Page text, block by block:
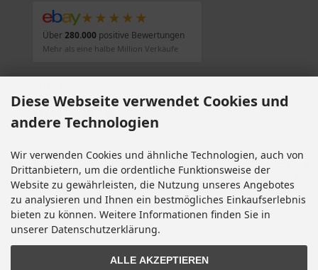
★★★★★
Über280.000 positive Bewertungen
Mehr als eine halbe Million Verkäufe
Alle Preise inkl. gesetzl. MwSt. zzgl. Versandkosten . Die durchgestrichenen Preise
entsprechen dem bisherigen Preis bei Motorradteile & Motorrad Ersatzteile.
Motorradteile & Motorrad Ersatzteile © 2026 | Template © 2009-2026 by modified
eCommerce Shopsoftware
modified eCommerce Shopsoftware © 2009-2026
Diese Webseite verwendet Cookies und
andere Technologien
Wir verwenden Cookies und ähnliche Technologien, auch von
Drittanbietern, um die ordentliche Funktionsweise der
Website zu gewährleisten, die Nutzung unseres Angebotes
zu analysieren und Ihnen ein bestmögliches Einkaufserlebnis
bieten zu können. Weitere Informationen finden Sie in
unserer Datenschutzerklärung.
ALLE AKZEPTIEREN